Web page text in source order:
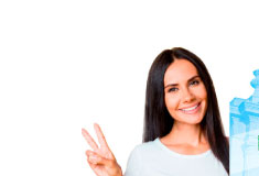
condiciones que representan
conducen y para las
Estos operativos tienen
prevenir hechos de tránsito